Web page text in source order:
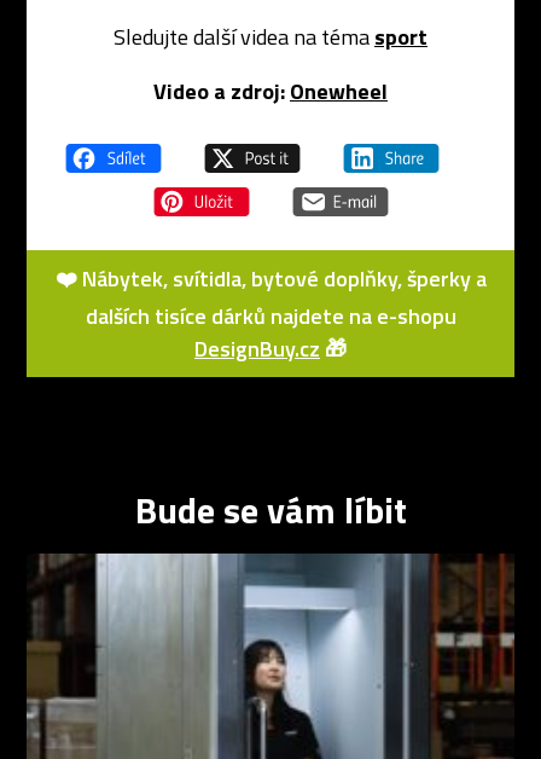
Sledujte další videa na témasport
Video a zdroj:Onewheel
❤️ Nábytek, svítidla, bytové doplňky, šperky a
dalších tisíce dárků najdete na e-shopu
DesignBuy.cz 🎁
Bude se vám líbit